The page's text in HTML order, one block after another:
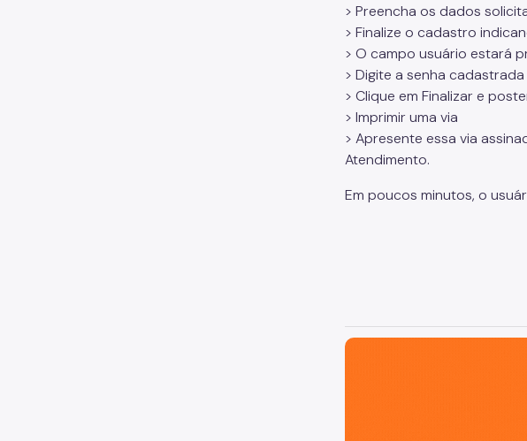
> Preencha os dados
> Finalize o cadastro
> O campo usuário estará
> Digite a senha
> Clique em Finalizar e
> Imprimir uma via
> Apresente essa via
Atendimento.
Em poucos minutos, o
São Paulo, cidade